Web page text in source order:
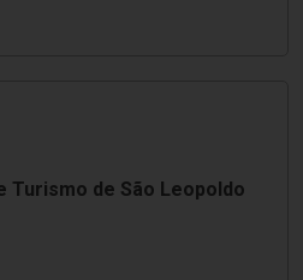
Turismo de São Leopoldo